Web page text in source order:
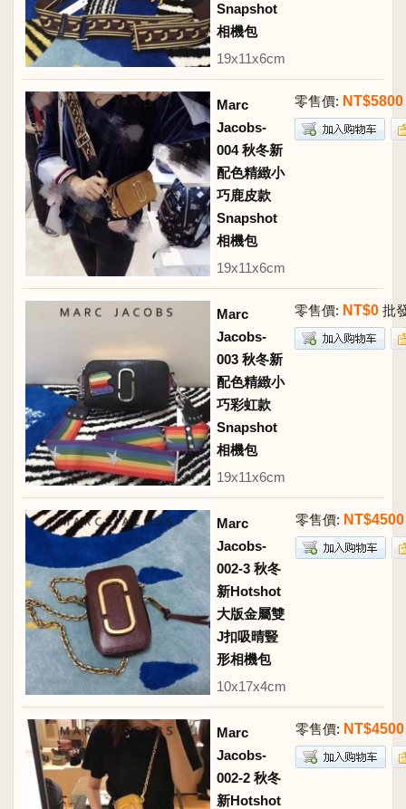
Snapshot
相機包
19x11x6cm
Marc
Jacobs-
004 秋冬新
配色精緻小
巧鹿皮款
Snapshot
相機包
19x11x6cm
零售價: NT$5800
Marc
Jacobs-
003 秋冬新
配色精緻小
巧彩虹款
Snapshot
相機包
19x11x6cm
零售價: NT$0 批
Marc
Jacobs-
002-3 秋冬
新Hotshot
大版金屬雙
J扣吸晴豎
形相機包
10x17x4cm
零售價: NT$4500
Marc
Jacobs-
002-2 秋冬
新Hotshot
零售價: NT$4500